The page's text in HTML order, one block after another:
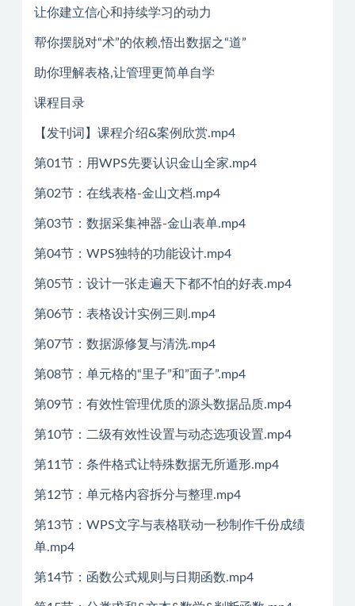
让你建立信心和持续学习的动力
帮你摆脱对“术”的依赖,悟出数据之“道”
助你理解表格,让管理更简单自学
课程目录
【发刊词】课程介绍&案例欣赏.mp4
第01节：用WPS先要认识金山全家.mp4
第02节：在线表格-金山文档.mp4
第03节：数据采集神器-金山表单.mp4
第04节：WPS独特的功能设计.mp4
第05节：设计一张走遍天下都不怕的好表.mp4
第06节：表格设计实例三则.mp4
第07节：数据源修复与清洗.mp4
第08节：单元格的“里子”和”面子”.mp4
第09节：有效性管理优质的源头数据品质.mp4
第10节：二级有效性设置与动态选项设置.mp4
第11节：条件格式让特殊数据无所遁形.mp4
第12节：单元格内容拆分与整理.mp4
第13节：WPS文字与表格联动一秒制作千份成绩
单.mp4
第14节：函数公式规则与日期函数.mp4